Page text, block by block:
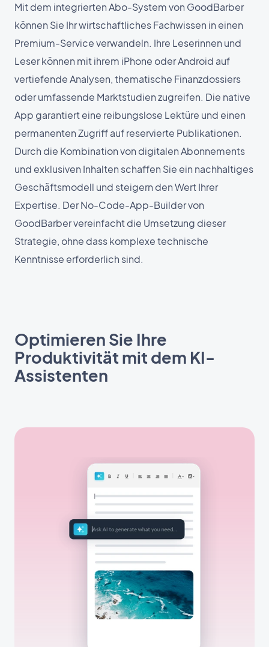
Mit dem integrierten Abo-System von GoodBarber
können Sie Ihr wirtschaftliches Fachwissen in einen
Premium-Service verwandeln. Ihre Leserinnen und
Leser können mit ihrem iPhone oder Android auf
vertiefende Analysen, thematische Finanzdossiers
oder umfassende Marktstudien zugreifen. Die native
App garantiert eine reibungslose Lektüre und einen
permanenten Zugriff auf reservierte Publikationen.
Durch die Kombination von digitalen Abonnements
und exklusiven Inhalten schaffen Sie ein nachhaltiges
Geschäftsmodell und steigern den Wert Ihrer
Expertise. Der No-Code-App-Builder von
GoodBarber vereinfacht die Umsetzung dieser
Strategie, ohne dass komplexe technische
Kenntnisse erforderlich sind.
Optimieren Sie Ihre
Produktivität mit dem KI-
Assistenten